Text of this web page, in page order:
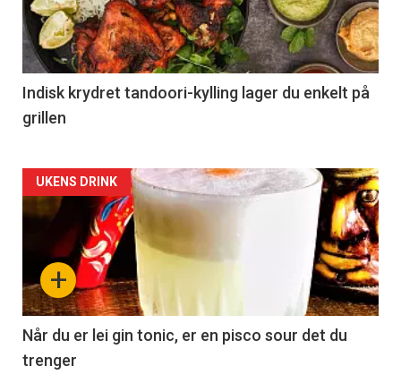
Indisk krydret tandoori-kylling lager du enkelt på
grillen
Forsiden
akkurat
nå
-
2
+
UKENS DRINK
Når du er lei gin tonic, er en pisco sour det du
trenger